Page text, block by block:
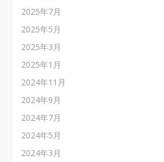
2025年7月
2025年5月
2025年3月
2025年1月
2024年11月
2024年9月
2024年7月
2024年5月
2024年3月